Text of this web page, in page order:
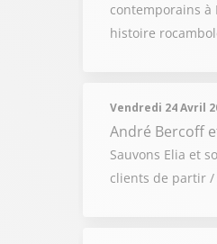
contemporains à
histoire
Vendredi 24 Avril
André Bercoff
Sauvons Elia et
clients de partir /